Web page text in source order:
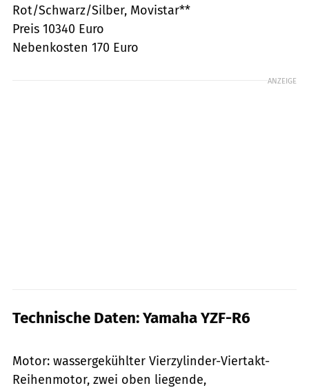
Rot/Schwarz/Silber, Movistar**
Preis 10340 Euro
Nebenkosten 170 Euro
ANZEIGE
Technische Daten: Yamaha YZF-R6
Motor: wassergekühlter Vierzylinder-Viertakt-
Reihenmotor, zwei oben liegende,